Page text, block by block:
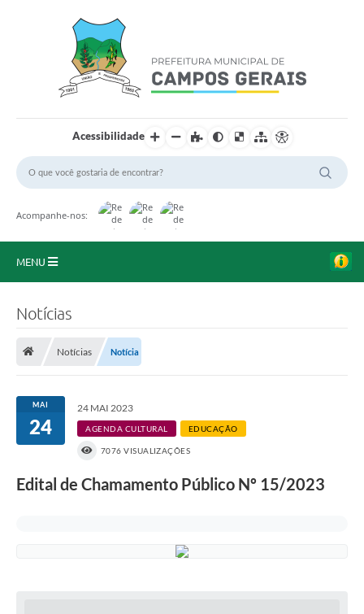
Acessibilidade
Acompanhe-nos:
MENU
Portal da Transparência
Secretarias
Notícias
Notícias Notícia
MAI
24
24 MAI 2023
AGENDA CULTURAL EDUCAÇÃO
7076 VISUALIZAÇÕES
Edital de Chamamento Público Nº 15/2023